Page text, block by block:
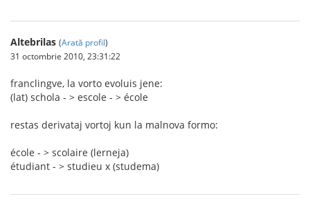
Altebrilas (Arată profil)
31 octombrie 2010, 23:31:22
franclingve, la vorto evoluis jene:
(lat) schola - > escole - > école
restas derivataj vortoj kun la malnova formo:
école - > scolaire (lerneja)
étudiant - > studieu x (studema)